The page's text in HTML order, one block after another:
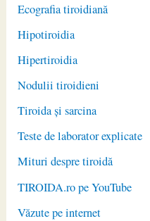
Ecografia tiroidiană
Hipotiroidia
Hipertiroidia
Nodulii tiroidieni
Tiroida și sarcina
Teste de laborator explicate
Mituri despre tiroidă
TIROIDA.ro pe YouTube
Văzute pe internet